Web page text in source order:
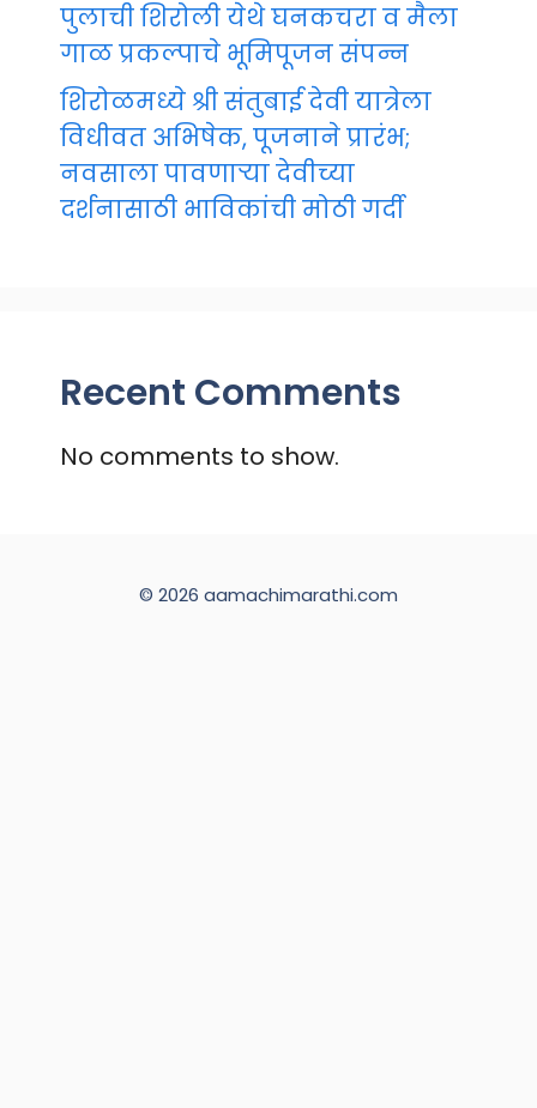
पुलाची शिरोली येथे घनकचरा व मैला
गाळ प्रकल्पाचे भूमिपूजन संपन्न
शिरोळमध्ये श्री संतुबाई देवी यात्रेला
विधीवत अभिषेक, पूजनाने प्रारंभ;
नवसाला पावणाऱ्या देवीच्या
दर्शनासाठी भाविकांची मोठी गर्दी
Recent Comments
No comments to show.
© 2026 aamachimarathi.com